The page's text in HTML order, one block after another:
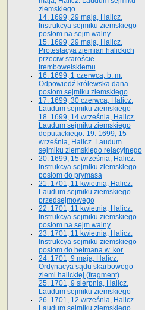
ziemskiego
14. 1699, 29 maja, Halicz.
Instrukcya sejmiku ziemskiego
posłom na sejm walny
15. 1699, 29 maja, Halicz.
Protestacya ziemian halickich
przeciw staroście
trembowelskiemu
16. 1699, 1 czerwca, b. m.
Odpowiedź królewska dana
posłom sejmiku ziemskiego
17. 1699, 30 czerwca, Halicz.
Laudum sejmiku ziemskiego
18. 1699, 14 września, Halicz.
Laudum sejmiku ziemskiego
deputackiego. 19. 1699, 15
września, Halicz. Laudum
sejmiku ziemskiego relacyjnego
20. 1699, 15 września, Halicz.
Instrukcya sejmiku ziemskiego
posłom do prymasa
21. 1701, 11 kwietnia, Halicz.
Laudum sejmiku ziemskiego
przedsejmowego
22. 1701, 11 kwietnia, Halicz.
Instrukcya sejmiku ziemskiego
posłom na sejm walny
23. 1701, 11 kwietnia, Halicz.
Instrukcya sejmiku ziemskiego
posłom do hetmana w. kor.
24. 1701, 9 maja, Halicz.
Ordynacya sądu skarbowego
ziemi halickiej (fragment)
25. 1701, 9 sierpnia, Halicz.
Laudum sejmiku ziemskiego
26. 1701, 12 września, Halicz.
Laudum sejmiku ziemskiego